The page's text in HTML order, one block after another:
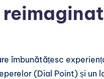
reimaginat
îmbunătățesc
(Dial Point) și